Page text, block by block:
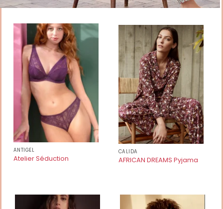
ANTIGEL
Atelier Séduction
CALIDA
AFRICAN DREAMS Pyjama